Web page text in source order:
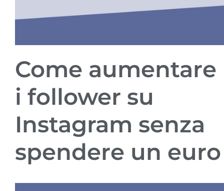
Come aumentare
i follower su
Instagram senza
spendere un euro